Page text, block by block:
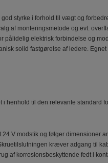
styrke i forhold til vægt og
af monteringsmetode og evt.
pålidelig elektrisk forbindelse og
solid fastgørelse af ledere.
i henhold til den relevante standard
V modstik og følger dimensioner
kræver adgang til
af korrosionsbeskyttende fedt i